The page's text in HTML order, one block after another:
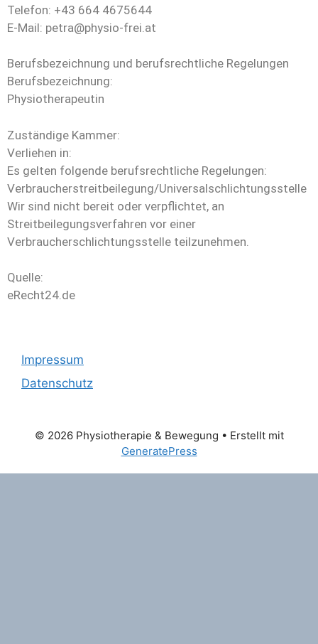
Telefon: +43 664 4675644
E-Mail: petra@physio-frei.at
Berufsbezeichnung und berufsrechtliche Regelungen
Berufsbezeichnung:
Physiotherapeutin
Zuständige Kammer:
Verliehen in:
Es gelten folgende berufsrechtliche Regelungen:
Verbraucherstreitbeilegung/Universalschlichtungsstelle
Wir sind nicht bereit oder verpflichtet, an
Streitbeilegungsverfahren vor einer
Verbraucherschlichtungsstelle teilzunehmen.
Quelle:
eRecht24.de
Impressum
Datenschutz
© 2026 Physiotherapie & Bewegung • Erstellt mit
GeneratePress